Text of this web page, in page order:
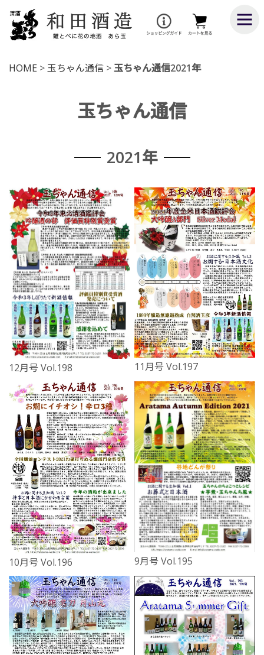
HOME >玉ちゃん通信 >玉ちゃん通信2021年
玉ちゃん通信
2021年
12月号 Vol.198 11月号 Vol.197
10月号 Vol.196 9月号 Vol.195